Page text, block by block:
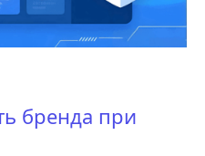
бренда при